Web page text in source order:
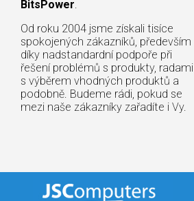
BitsPower.
Od roku 2004 jsme získali tisíce
spokojených zákazníků, především
díky nadstandardní podpoře při
řešení problémů s produkty, radami
s výběrem vhodných produktů a
podobně. Budeme rádi, pokud se
mezi naše zákazníky zařadíte i Vy.